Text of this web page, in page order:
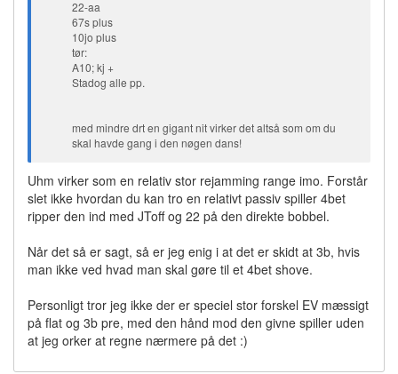
22-aa
67s plus
10jo plus
tør:
A10; kj +
Stadog alle pp.
med mindre drt en gigant nit virker det altså som om du
skal havde gang i den nøgen dans!
Uhm virker som en relativ stor rejamming range imo. Forstår
slet ikke hvordan du kan tro en relativt passiv spiller 4bet
ripper den ind med JToff og 22 på den direkte bobbel.
Når det så er sagt, så er jeg enig i at det er skidt at 3b, hvis
man ikke ved hvad man skal gøre til et 4bet shove.
Personligt tror jeg ikke der er speciel stor forskel EV mæssigt
på flat og 3b pre, med den hånd mod den givne spiller uden
at jeg orker at regne nærmere på det :)